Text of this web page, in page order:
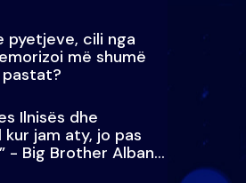
pyetjeve, cili nga
më shumë
Ilnisës dhe
kur jam aty, jo pas
- Big Brother Albania